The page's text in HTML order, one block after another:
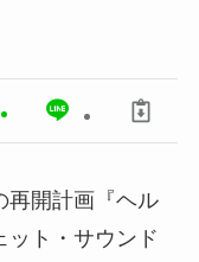
再開計画『ヘル
ット・サウンド